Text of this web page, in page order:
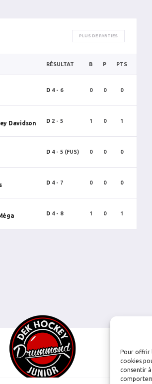
Pour offrir
cookies
consentir
PLUS DE PARTIES
RÉSULTAT B P PTS
D 4 - 6 0 0 0
Davidson D 2 - 5 1 0 1
D 4 - 5 (FUS) 0 0 0
D 4 - 7 0 0 0
D 4 - 8 1 0 1